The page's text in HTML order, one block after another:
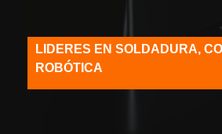
LIDERES EN SOLDADURA,
ROBÓTICA